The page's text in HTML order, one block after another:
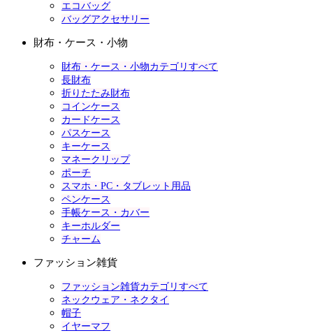
エコバッグ
バッグアクセサリー
財布・ケース・小物
財布・ケース・小物カテゴリすべて
長財布
折りたたみ財布
コインケース
カードケース
パスケース
キーケース
マネークリップ
ポーチ
スマホ・PC・タブレット用品
ペンケース
手帳ケース・カバー
キーホルダー
チャーム
ファッション雑貨
ファッション雑貨カテゴリすべて
ネックウェア・ネクタイ
帽子
イヤーマフ